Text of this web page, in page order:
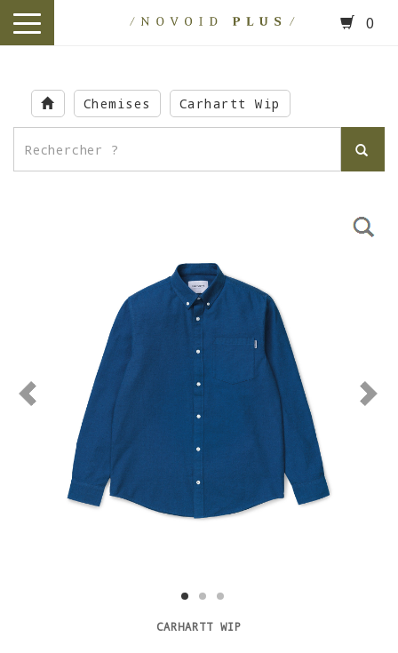
main
content
toggle
0
Chemises Carhartt Wip
CARHARTT WIP